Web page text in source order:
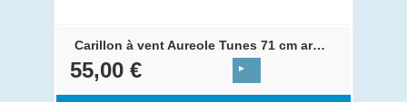
Carillon à vent Aureole Tunes 71 cm argent
55,00 €